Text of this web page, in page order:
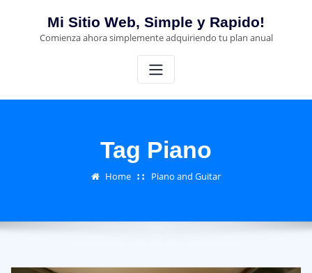
Mi Sitio Web, Simple y Rapido!
Comienza ahora simplemente adquiriendo tu plan anual
Tag Piano
Home Piano and Guitar